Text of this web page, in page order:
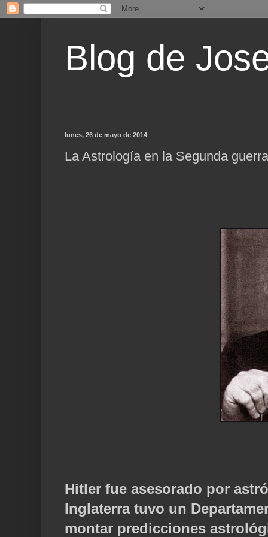
Blog de
lunes, 26 de mayo de 2014
La Astrología en la Segunda
Hitler fue asesorado por
Inglaterra tuvo un
montar predicciones